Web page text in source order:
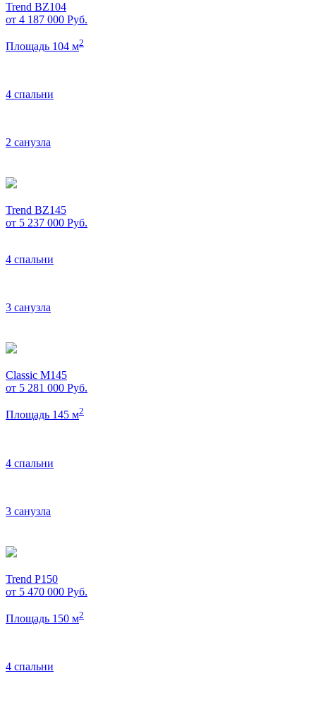
Trend BZ104
от 4 187 000 Руб.
Площадь 104 м2
4 спальни
2 санузла
Trend BZ145
от 5 237 000 Руб.
4 спальни
3 санузла
Classic M145
от 5 281 000 Руб.
Площадь 145 м2
4 спальни
3 санузла
Trend P150
от 5 470 000 Руб.
Площадь 150 м2
4 спальни